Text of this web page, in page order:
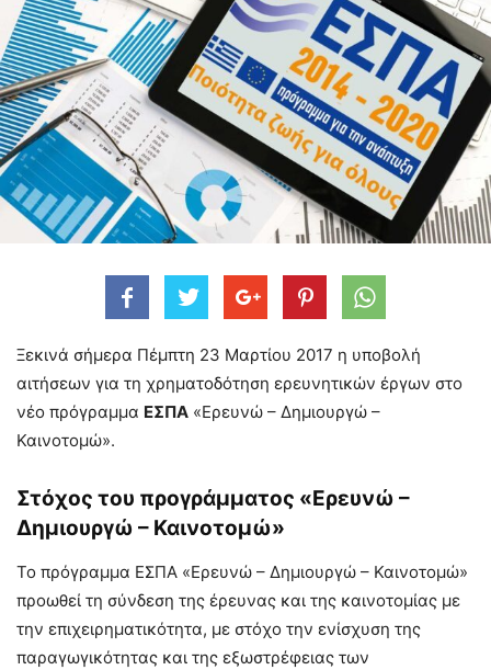
Ξεκινά σήμερα Πέμπτη 23 Μαρτίου 2017 η υποβολή
αιτήσεων για τη χρηματοδότηση ερευνητικών έργων στο
νέο πρόγραμμα ΕΣΠΑ «Ερευνώ – Δημιουργώ –
Καινοτομώ».
Στόχος του προγράμματος «Ερευνώ –
Δημιουργώ – Καινοτομώ»
Το πρόγραμμα ΕΣΠΑ «Ερευνώ – Δημιουργώ – Καινοτομώ»
προωθεί τη σύνδεση της έρευνας και της καινοτομίας με
την επιχειρηματικότητα, με στόχο την ενίσχυση της
παραγωγικότητας και της εξωστρέφειας των